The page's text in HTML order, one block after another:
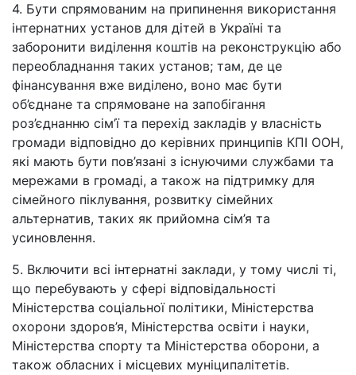
4. Бути спрямованим на припинення використання
інтернатних установ для дітей в Україні та
заборонити виділення коштів на реконструкцію або
переобладнання таких установ; там, де це
фінансування вже виділено, воно має бути
об’єднане та спрямоване на запобігання
роз’єднанню сім’ї та перехід закладів у власність
громади відповідно до керівних принципів КПІ ООН,
які мають бути пов’язані з існуючими службами та
мережами в громаді, а також на підтримку для
сімейного піклування, розвитку сімейних
альтернатив, таких як прийомна сім’я та
усиновлення.
5. Включити всі інтернатні заклади, у тому числі ті,
що перебувають у сфері відповідальності
Міністерства соціальної політики, Міністерства
охорони здоров’я, Міністерства освіти і науки,
Міністерства спорту та Міністерства оборони, а
також обласних і місцевих муніципалітетів.